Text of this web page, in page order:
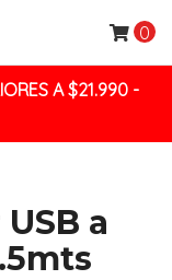
A $21.990 -
0
a